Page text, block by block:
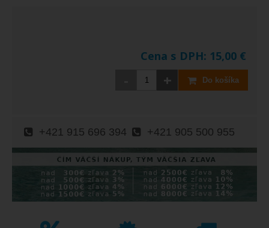
Cena s DPH: 15,00 €
+ Do košíka
+421 915 696 394 +421 905 500 955